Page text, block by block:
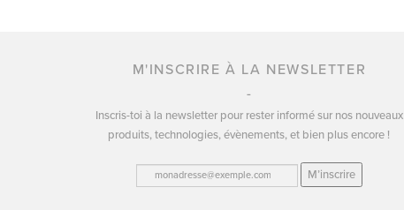
M'INSCRIRE À LA NEWSLETTER
Inscris-toi à la newsletter pour rester informé sur nos nouveaux
produits, technologies, évènements, et bien plus encore !
M’inscrire